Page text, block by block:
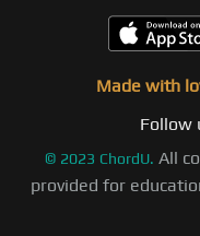
Made with
Follow
© 2023 ChordU. All
provided for